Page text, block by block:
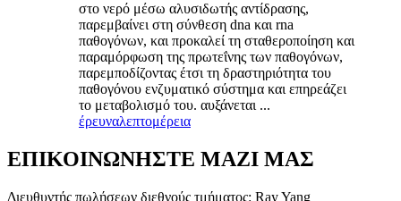
στο νερό μέσω αλυσιδωτής αντίδρασης,
παρεμβαίνει στη σύνθεση dna και rna
παθογόνων, και προκαλεί τη σταθεροποίηση και
παραμόρφωση της πρωτεΐνης των παθογόνων,
παρεμποδίζοντας έτσι τη δραστηριότητα του
παθογόνου ενζυματικό σύστημα και επηρεάζει
το μεταβολισμό του. αυξάνεται ...
έρευναλεπτομέρεια
ΕΠΙΚΟΙΝΩΝΗΣΤΕ ΜΑΖΙ ΜΑΣ
Διευθυντής πωλήσεων διεθνούς τμήματος: Ray Yang